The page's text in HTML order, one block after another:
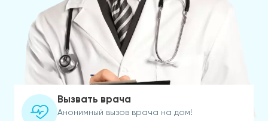
Вызвать врача
Анонимный вызов врача на дом!